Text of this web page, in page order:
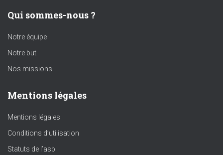
Qui sommes-nous ?
Notre équipe
Notre but
Nos missions
Mentions légales
Mentions légales
Conditions d’utilisation
Statuts de l’asbl